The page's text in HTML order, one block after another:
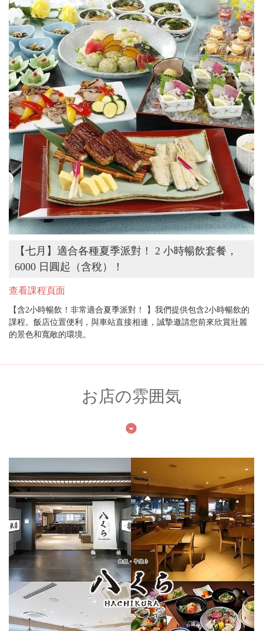
【七月】適合各種夏季派對！ 2 小時暢飲套餐，
6000 日圓起（含稅）！
查看課程頁面
【含2小時暢飲！非常適合夏季派對！ 】我們提供包含2小時暢飲的
課程。飯店位置便利，與車站直接相連，誠摯邀請您前來欣賞壯麗
的景色和寬敞的環境。
お店の雰囲気